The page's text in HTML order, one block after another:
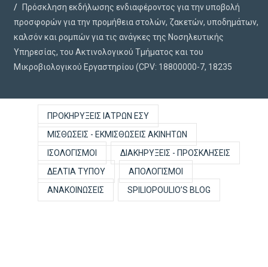
Πρόσκληση εκδήλωσης ενδιαφέροντος για την υποβολή
προσφορών για την προμήθεια στολών, ζακετών, υποδημάτων,
καλσόν και ρομπών για τις ανάγκες της Νοσηλευτικής
Υπηρεσίας, του Ακτινολογικού Τμήματος και του
Μικροβιολογικού Εργαστηρίου (CPV: 18800000-7, 18235
ΠΡΟΚΗΡΎΞΕΙΣ ΙΑΤΡΏΝ ΕΣΥ
ΜΙΣΘΏΣΕΙΣ - ΕΚΜΙΣΘΏΣΕΙΣ ΑΚΙΝΉΤΩΝ
ΙΣΟΛΟΓΙΣΜΟΊ
ΔΙΑΚΗΡΎΞΕΙΣ - ΠΡΟΣΚΛΉΣΕΙΣ
ΔΕΛΤΊΑ ΤΎΠΟΥ
ΑΠΟΛΟΓΙΣΜΟΊ
ΑΝΑΚΟΙΝΏΣΕΙΣ
SPILIOPOULIO’S BLOG